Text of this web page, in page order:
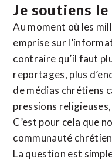
Je soutiens
Au moment où les
emprise sur
contraire qu’il faut
reportages, plus
de médias chrétiens
pressions
C’est pour cela que
communauté
La question est